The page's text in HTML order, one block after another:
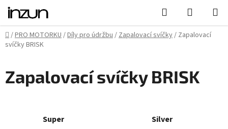
Přejít
obsah
Hledat
KOŠÍK
Domů
/PRO MOTORKU/Díly pro údržbu/Zapalovací svíčky/ Zapalovací
svíčky BRISK
Zapalovací svíčky BRISK
Super Silver